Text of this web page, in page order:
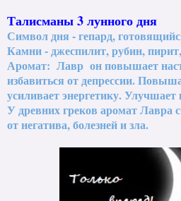
Талисманы 3 лунного дня
Символ дня - гепард,
Камни - джеспилит, рубин,
Аромат: Лавр он повышает
избавиться от депрессии.
усиливает энергетику.
У древних греков аромат
от негатива, болезней и зла.